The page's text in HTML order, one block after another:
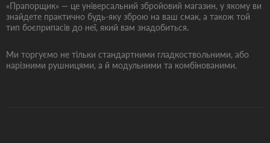
«Прапорщик» — це універсальний збройовий магазин, у якому ви
знайдете практично будь-яку зброю на ваш смак, а також той
тип боєприпасів до неї, який вам знадобиться.
Ми торгуємо не тільки стандартними гладкоствольними, або
нарізними рушницями, а й модульними та комбінованими.